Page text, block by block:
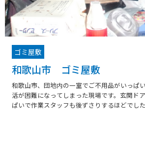
ゴミ屋敷
和歌山市 ゴミ屋敷
和歌山市、団地内の一室でご不用品がいっぱ
活が困難になってしまった現場です。玄関ド
ぱいで作業スタッフも後ずさりするほどでし
かなりの高さまで埋まっています。部屋から
うに、バリケードを作っていたようです。キ
ていなかったようです。少しずつですが作業